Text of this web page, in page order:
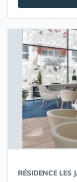
RÉSIDENCE LES